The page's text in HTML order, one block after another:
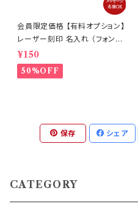
会員限定価格 【有料オプション】
レーザー刻印 名入れ （フォント・
15文字対応/漢字・平仮名・カタ
カナ可能） 【代引決済不可・単体
購入不可】
¥150
50%OFF
保存 シェア
CATEGORY